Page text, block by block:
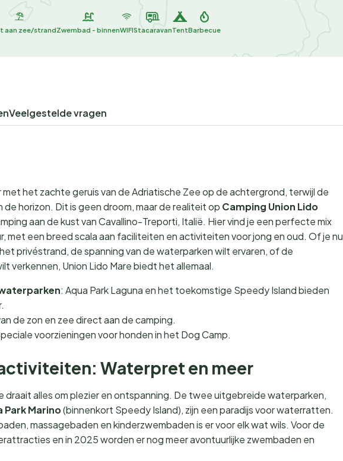
aan zee/strandZwembad - binnenWIFIStacaravanTentBarbecue
Veelgestelde vragen
het zachte geruis van de Adriatische Zee op de achtergrond, terwijl de
horizon. Dit is geen droom, maar de realiteit op Camping Union Lido
aan de kust van Cavallino-Treporti, Italië. Hier vind je een perfecte mix
met een breed scala aan faciliteiten en activiteiten voor jong en oud. Of je nu
privéstrand, de spanning van de waterparken wilt ervaren, of de
verkennen, Union Lido Mare biedt het allemaal.
: Aqua Park Laguna en het toekomstige Speedy Island bieden
de zon en zee direct aan de camping.
voorzieningen voor honden in het Dog Camp.
Waterpret en meer
draait alles om plezier en ontspanning. De twee uitgebreide waterparken,
Park Marino(binnenkort Speedy Island), zijn een paradijs voor waterratten.
massagebaden en kinderzwembaden is er voor elk wat wils. Voor de
en in 2025 worden er nog meer avontuurlijke zwembaden en